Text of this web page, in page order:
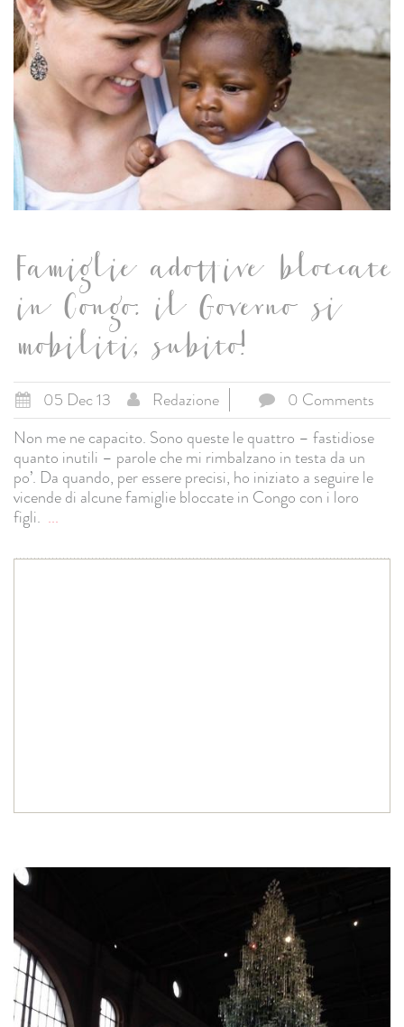
Famiglie adottive bloccate
in Congo: il Governo si
mobiliti, subito!
05 Dec 13 Redazione
0 Comments
Non me ne capacito. Sono queste le quattro – fastidiose
quanto inutili – parole che mi rimbalzano in testa da un
po’. Da quando, per essere precisi, ho iniziato a seguire le
vicende di alcune famiglie bloccate in Congo con i loro
figli. ...